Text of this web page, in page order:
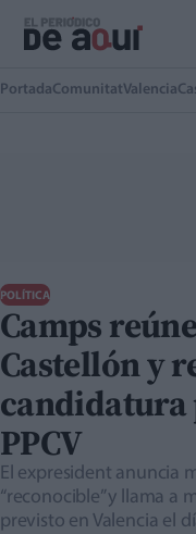
PortadaComunitatValencia
POLÍTICA
Camps
Castellón y
PPCV
El expresident anuncia
“reconocible” y llama a
previsto en Valencia el